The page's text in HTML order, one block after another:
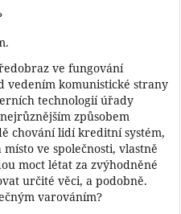
ve fungování
vedením komunistické strany
technologií úřady
způsobem
chování lidí kreditní systém,
ve společnosti, vlastně
moct létat za zvýhodněné
určité věci, a podobně.
varováním?